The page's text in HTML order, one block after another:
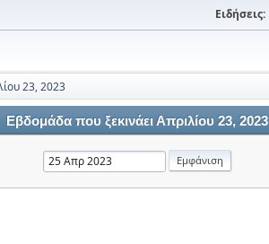
Ειδήσεις:
23, 2023
Εβδομάδα που ξεκινάει Απριλίου 23, 2023